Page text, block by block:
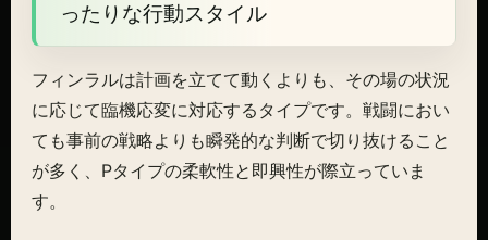
ったりな行動スタイル
フィンラルは計画を立てて動くよりも、その場の状況
に応じて臨機応変に対応するタイプです。戦闘におい
ても事前の戦略よりも瞬発的な判断で切り抜けること
が多く、Pタイプの柔軟性と即興性が際立っていま
す。